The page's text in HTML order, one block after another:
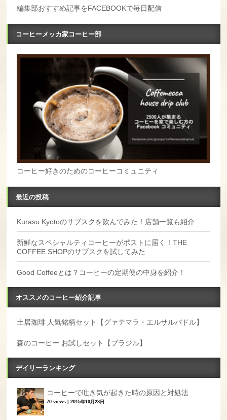
編集部おすすめ記事をFACEBOOKで毎日配信
コーヒーメッカ家コーヒー部
コーヒー好きのためのコーヒーコミュニティ
最近の投稿
Kurasu Kyotoのサブスクを飲んでみた！店舗一覧も紹介
新鮮なスペシャルティコーヒーがポストに届く！THE
COFFEE SHOPのサブスクを試してみた
Good Coffeeとは？コーヒーの定期便の中身を紹介！
オススメのコーヒー紹介記事
土居珈琲 人気銘柄セット【グァテマラ・エルサルバドル】
森のコーヒー お試しセット【ブラジル】
デイリーランキング
コーヒーで吐き気が起きた時の原因と対処法
70 views |2015年10月28日